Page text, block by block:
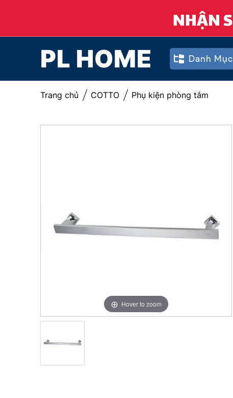
PL HOME Danh Mục
Trang chủ COTTO Phụ kiện phòng tắm
Hover to zoom